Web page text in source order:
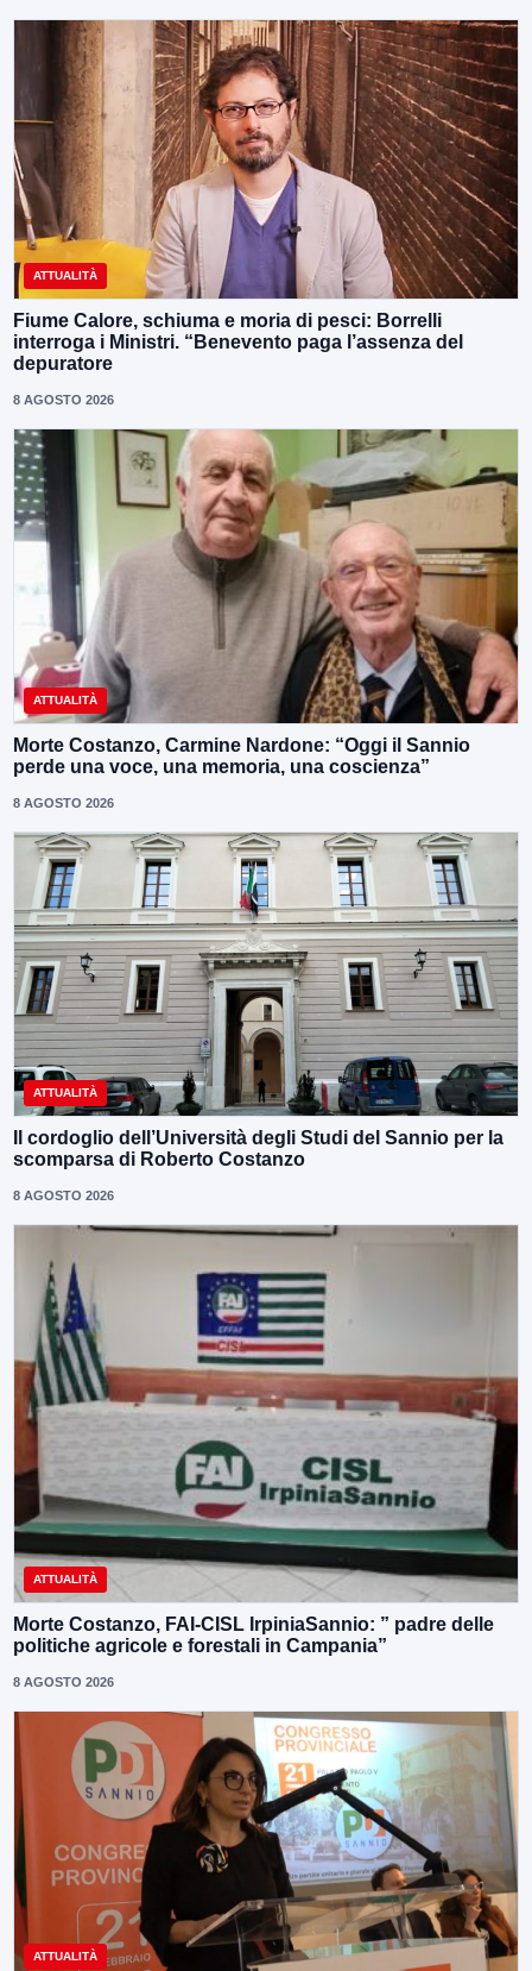
ATTUALITÀ
Fiume Calore, schiuma e moria di pesci: Borrelli
interroga i Ministri. “Benevento paga l’assenza del
depuratore
8 AGOSTO 2026
ATTUALITÀ
Morte Costanzo, Carmine Nardone: “Oggi il Sannio
perde una voce, una memoria, una coscienza”
8 AGOSTO 2026
ATTUALITÀ
Il cordoglio dell’Università degli Studi del Sannio per la
scomparsa di Roberto Costanzo
8 AGOSTO 2026
ATTUALITÀ
Morte Costanzo, FAI-CISL IrpiniaSannio: ” padre delle
politiche agricole e forestali in Campania”
8 AGOSTO 2026
ATTUALITÀ